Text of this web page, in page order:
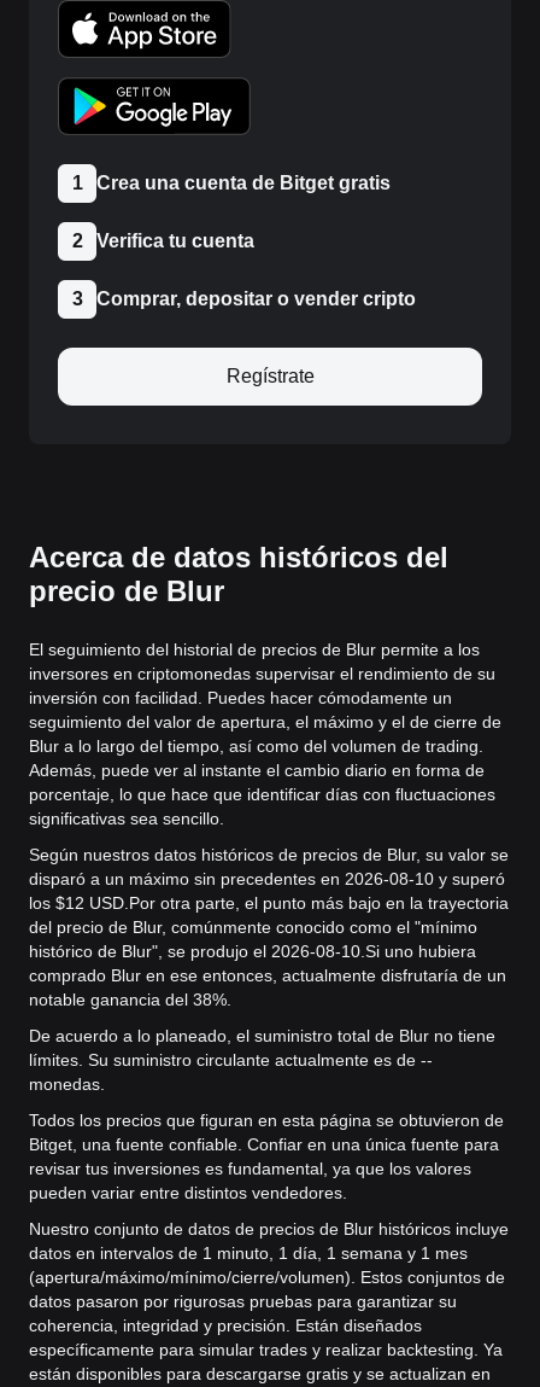
1 Crea una cuenta de Bitget gratis
2 Verifica tu cuenta
3 Comprar, depositar o vender cripto
Regístrate
Acerca de datos históricos del
precio de Blur
El seguimiento del historial de precios de Blur permite a los
inversores en criptomonedas supervisar el rendimiento de su
inversión con facilidad. Puedes hacer cómodamente un
seguimiento del valor de apertura, el máximo y el de cierre de
Blur a lo largo del tiempo, así como del volumen de trading.
Además, puede ver al instante el cambio diario en forma de
porcentaje, lo que hace que identificar días con fluctuaciones
significativas sea sencillo.
Según nuestros datos históricos de precios de Blur, su valor se
disparó a un máximo sin precedentes en 2026-08-10 y superó
los $12 USD. Por otra parte, el punto más bajo en la trayectoria
del precio de Blur, comúnmente conocido como el "mínimo
histórico de Blur", se produjo el 2026-08-10. Si uno hubiera
comprado Blur en ese entonces, actualmente disfrutaría de un
notable ganancia del 38%.
De acuerdo a lo planeado, el suministro total de Blur no tiene
límites. Su suministro circulante actualmente es de --
monedas.
Todos los precios que figuran en esta página se obtuvieron de
Bitget, una fuente confiable. Confiar en una única fuente para
revisar tus inversiones es fundamental, ya que los valores
pueden variar entre distintos vendedores.
Nuestro conjunto de datos de precios de Blur históricos incluye
datos en intervalos de 1 minuto, 1 día, 1 semana y 1 mes
(apertura/máximo/mínimo/cierre/volumen). Estos conjuntos de
datos pasaron por rigurosas pruebas para garantizar su
coherencia, integridad y precisión. Están diseñados
específicamente para simular trades y realizar backtesting. Ya
están disponibles para descargarse gratis y se actualizan en